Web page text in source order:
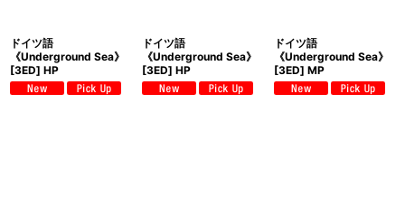
ドイツ語
《Underground Sea》
[3ED] HP
ドイツ語
《Underground Sea》
[3ED] HP
ドイツ語
《Underground Sea》
[3ED] MP